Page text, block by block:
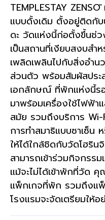
TEMPLESTAY
แบบดั้งเดิม ตั้งอยู่ติดกับ
ดะ วัดแห่งนี้ก่อตั้งขึ้นช่
เป็นสถานที่เงียบสงบสำ
เพลิดเพลินไปกับสิ่งอำน
ส่วนตัว พร้อมสัมผัสปร
เอกลักษณ์ ที่พักแห่งนี้ร
มาพร้อมเครื่องใช้ไฟฟ้า
สมัย ​​รวมถึงบริการ
การทำสมาธิแบบซาเซ็น
ให้ได้ใกล้ชิดกับวัดโฮริ
สามารถเข้าร่วมกิจกรร
แม้จะไม่ได้เข้าพักที่วัด คุ
แพ็กเกจที่พัก รวมถึงแ
โรงแรมจะจัดเตรียมให้